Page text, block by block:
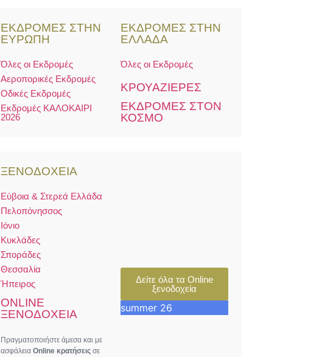
ΕΚΔΡΟΜΕΣ ΣΤΗΝ
ΕΥΡΩΠΗ
Όλες οι Εκδρομές
Αεροπορικές Εκδρομές
Οδικές Εκδρομές
Εκδρομές ΚΑΛΟΚΑΙΡΙ
2026
ΕΚΔΡΟΜΕΣ ΣΤΗΝ
ΕΛΛΑΔΑ
Όλες οι Εκδρομές
ΚΡΟΥΑΖΙΕΡΕΣ
ΕΚΔΡΟΜΕΣ ΣΤΟΝ
ΚΟΣΜΟ
ΞΕΝΟΔΟΧΕΙΑ
Εύβοια & Στερεά Ελλάδα
Πελοπόνησσος
Ιόνιο
Κυκλάδες
Σποράδες
Θεσσαλία
Ήπειρος
ONLINE
ΞΕΝΟΔΟΧΕΙΑ
Πραγματοποιήστε άμεσα και με
ασφάλειαOnline κρατήσεις σε
Δείτε όλα τα Online
ξενοδοχεία
summer 26